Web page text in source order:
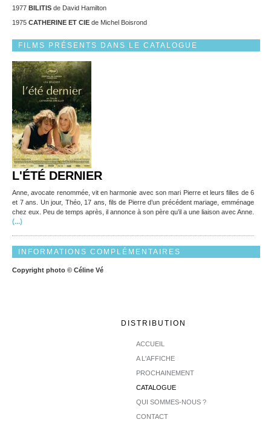
1977 BILITIS de David Hamilton
1975 CATHERINE ET CIE de Michel Boisrond
FILMS PRÉSENTS DANS LE CATALOGUE
L'ÉTÉ DERNIER
Anne, avocate renommée, vit en harmonie avec son mari Pierre et leurs filles de 6
et 7 ans. Un jour, Théo, 17 ans, fils de Pierre d’un précédent mariage, emménage
chez eux. Peu de temps après, il annonce à son père qu’il a une liaison avec Anne.
(...)
INFORMATIONS COMPLÉMENTAIRES
Copyright photo © Céline Vé
DISTRIBUTION
ACCUEIL
A L'AFFICHE
PROCHAINEMENT
CATALOGUE
QUI SOMMES-NOUS ?
CONTACT